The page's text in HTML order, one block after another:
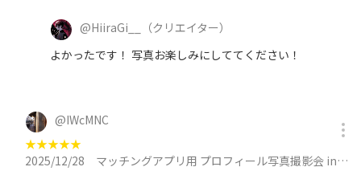
@HiiraGi__
（クリエイター）
よかったです！ 写真お楽しみにしててください！
@IWcMNC
★★★★★
2025/12/28
マッチングアプリ用 プロフィール写真撮影会 in 池袋 at 12月28日（日）15:00 ~ 16:30に参加